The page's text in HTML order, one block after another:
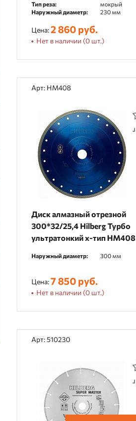
Тип реза:
мокрый
Наружный диаметр:
230 мм
Цена:2 860 руб.
Нет в наличии (0 шт.)
Арт: HM408
Диск алмазный отрезной
300*32/25,4 Hilberg Турбо
ультратонкий х-тип HM408
Наружный диаметр: 300 мм
Цена:7 850 руб.
Нет в наличии (0 шт.)
Арт: 510230